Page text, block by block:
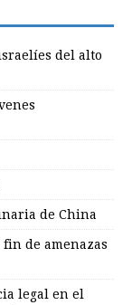
del alto
de China
de amenazas
legal en el